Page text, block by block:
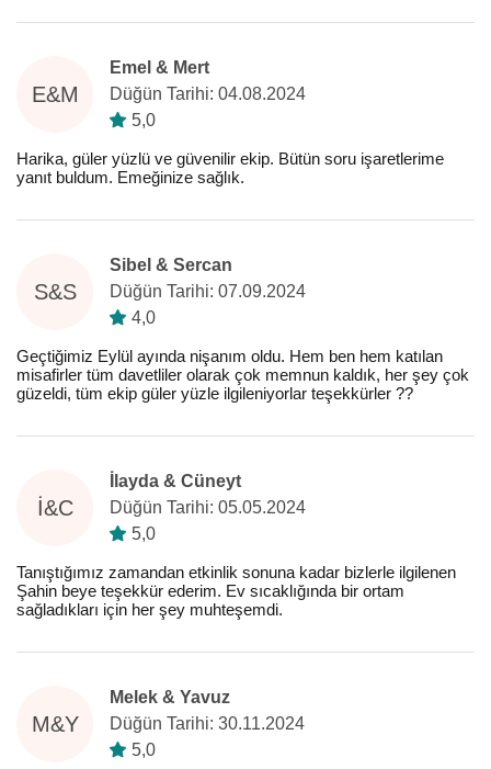
E&M
Emel & Mert
Düğün Tarihi: 04.08.2024
5,0
Harika, güler yüzlü ve güvenilir ekip. Bütün soru işaretlerime
yanıt buldum. Emeğinize sağlık.
S&S
Sibel & Sercan
Düğün Tarihi: 07.09.2024
4,0
Geçtiğimiz Eylül ayında nişanım oldu. Hem ben hem katılan
misafirler tüm davetliler olarak çok memnun kaldık, her şey çok
güzeldi, tüm ekip güler yüzle ilgileniyorlar teşekkürler ??
İ&C
İlayda & Cüneyt
Düğün Tarihi: 05.05.2024
5,0
Tanıştığımız zamandan etkinlik sonuna kadar bizlerle ilgilenen
Şahin beye teşekkür ederim. Ev sıcaklığında bir ortam
sağladıkları için her şey muhteşemdi.
M&Y
Melek & Yavuz
Düğün Tarihi: 30.11.2024
5,0